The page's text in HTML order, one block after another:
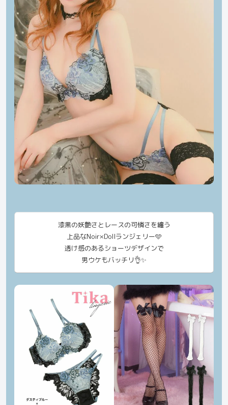
漆黒の妖艶さとレースの可憐さを纏う
上品なNoir×Dollランジェリー🩵
透け感のあるショーツデザインで
男ウケもバッチリ👌✨